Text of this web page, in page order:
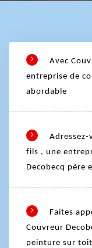
Avec
entreprise de
abordable
Adressez-
fils , une
Decobecq père
Faites
Couvreur
peinture sur